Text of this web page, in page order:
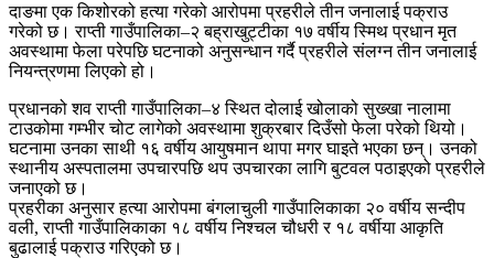
दाङमा एक किशोरको हत्या गरेको आरोपमा प्रहरीले तीन जनालाई पक्राउ
गरेको छ। राप्ती गाउँपालिका–२ बह्राखुट्टीका १७ वर्षीय स्मिथ प्रधान मृत
अवस्थामा फेला परेपछि घटनाको अनुसन्धान गर्दै प्रहरीले संलग्न तीन जनालाई
नियन्त्रणमा लिएको हो।
प्रधानको शव राप्ती गाउँपालिका–४ स्थित दोलाई खोलाको सुख्खा नालामा
टाउकोमा गम्भीर चोट लागेको अवस्थामा शुक्रबार दिउँसो फेला परेको थियो।
घटनामा उनका साथी १६ वर्षीय आयुषमान थापा मगर घाइते भएका छन्। उनको
स्थानीय अस्पतालमा उपचारपछि थप उपचारका लागि बुटवल पठाइएको प्रहरीले
जनाएको छ।
प्रहरीका अनुसार हत्या आरोपमा बंगलाचुली गाउँपालिकाका २० वर्षीय सन्दीप
वली, राप्ती गाउँपालिकाका १८ वर्षीय निश्चल चौधरी र १८ वर्षीया आकृति
बुढालाई पक्राउ गरिएको छ।